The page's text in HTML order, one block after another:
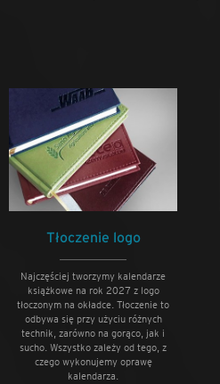
Tłoczenie logo
Najczęściej tworzymy kalendarze
książkowe na rok 2027 z logo
tłoczonym na okładce. Tłoczenie to
odbywa się przy użyciu różnych
technik, zarówno na gorąco, jak i
sucho. Wszystko zależy od tego, z
czego wykonujemy oprawę
kalendarza.